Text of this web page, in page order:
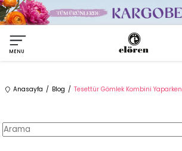
MENU
Anasayfa Blog Tesettür Gömlek Kombini